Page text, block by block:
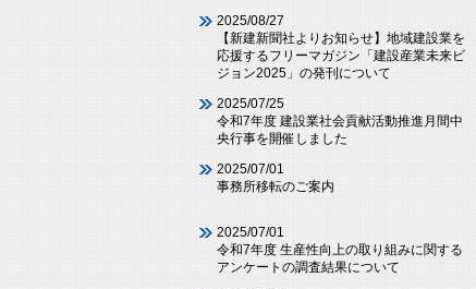
2025/08/27
【新建新聞社よりお知らせ】地域建設業を
応援するフリーマガジン「建設産業未来ビ
ジョン2025」の発刊について
2025/07/25
令和7年度 建設業社会貢献活動推進月間中
央行事を開催しました
2025/07/01
事務所移転のご案内
2025/07/01
令和7年度 生産性向上の取り組みに関する
アンケートの調査結果について